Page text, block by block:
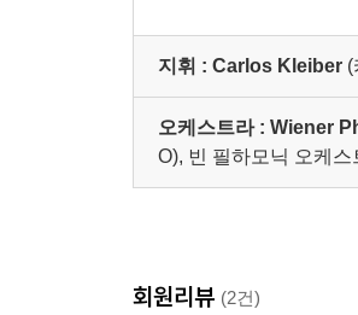
지휘 : Carlos Kleiber (
오케스트라 : Wiener
O), 빈 필하모닉 오케스
회원리뷰 (2건)